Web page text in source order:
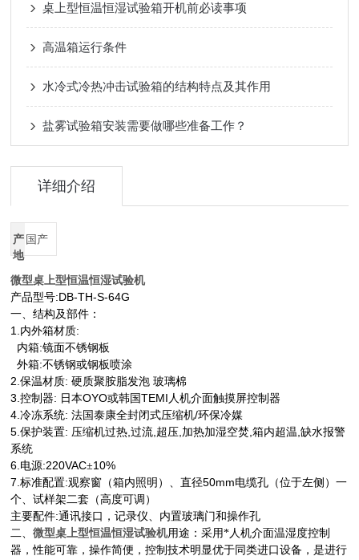
桌上型恒温恒湿试验箱开机前必读事项
高温箱运行条件
水冷式冷热冲击试验箱的结构特点及其作用
盐雾试验箱安装需要做哪些准备工作？
详细介绍
产
地
国产
微型桌上型恒温恒湿试验机
产品型号:DB-TH-S-64G
一、结构及部件：
1. 内外箱材质:
内箱:镜面不锈钢板
外箱:不锈钢或钢板喷涂
2.保温材质:硬质聚胺脂发泡 玻璃棉
3.控制器: 日本OYO或韩国TEMI 人机介面触摸屏控制器
4.冷冻系统:法国泰康全封闭式压缩机/环保冷媒
5.保护装置: 压缩机过热 ,过流 超压 加热加湿空焚 ,箱内超温 ,缺水报警
系统
6. 电源:220VAC±10%
7.标准配置:观察窗（箱内照明）、直径50mm电缆孔（位于左侧）一
个、试样架二套（高度可调）
主要配件:通讯接口，记录仪、内置玻璃门和操作孔
二、微型桌上型恒温恒湿试验机用途：采用*人机介面温湿度控制
器，性能可靠，操作简便，控制技术明显优于同类进口设备，是进行